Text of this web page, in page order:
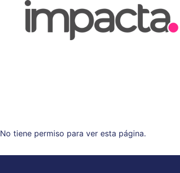
No tiene permiso para ver esta página.